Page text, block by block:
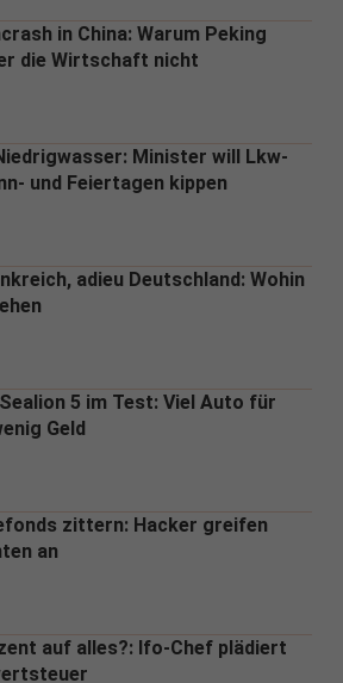
in China: Warum Peking
die Wirtschaft nicht
Minister will Lkw-
und Feiertagen kippen
adieu Deutschland: Wohin
Sealion 5 im Test: Viel Auto für
Geld
zittern: Hacker greifen
an
auf alles?: Ifo-Chef plädiert